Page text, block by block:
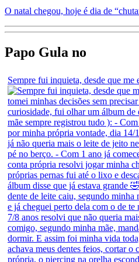
O natal chegou, hoje é dia de
Papo Gula no
Sempre fui inquieta, desde que me